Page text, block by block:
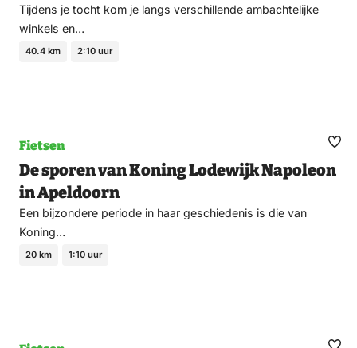
Tijdens je tocht kom je langs verschillende ambachtelijke
winkels en…
40.4 km 2:10 uur
Fietsen
De sporen van Koning Lodewijk Napoleon
in Apeldoorn
Een bijzondere periode in haar geschiedenis is die van
Koning…
20 km 1:10 uur